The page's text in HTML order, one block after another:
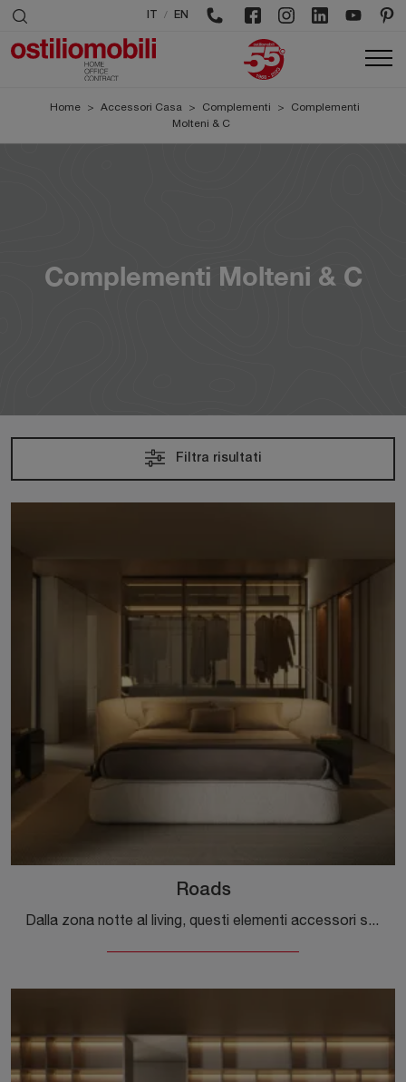
/ EN
Home > Accessori Casa > Complementi >
Complementi
Molteni & C
Complementi Molteni & C
Filtra risultati
Roads
Dalla zona notte al living, questi elementi accessori si rivelano oggetti essenziali per ultimare perfettamente le doti di praticità e il valore ...